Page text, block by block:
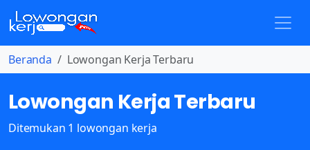
Beranda Lowongan Kerja Terbaru
Lowongan Kerja Terbaru
Ditemukan 1 lowongan kerja